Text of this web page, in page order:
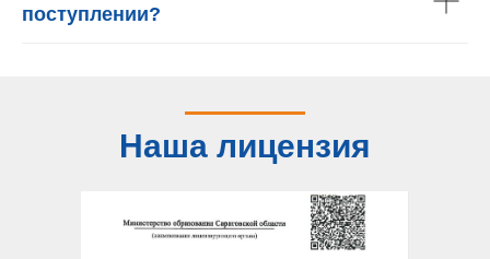
поступлении?
Наша лицензия